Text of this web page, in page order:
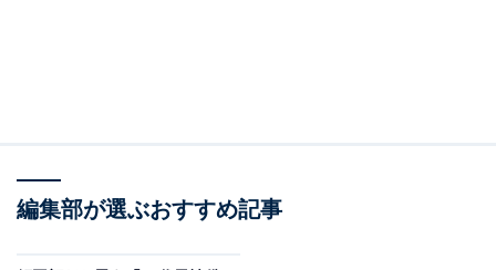
ちや清潔感がまさに救国顔だと思います」（40代女性／
東京都）、「澄んだ目元と清潔感、どこか無垢で人懐っ
編集部が選ぶおすすめ記事